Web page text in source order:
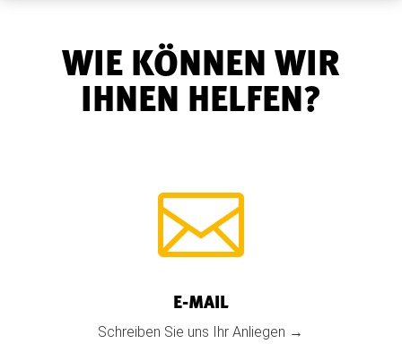
WIE KÖNNEN WIR
IHNEN HELFEN?

E-MAIL
Schreiben Sie uns Ihr Anliegen →